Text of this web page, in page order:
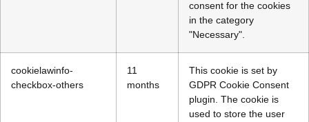
consent for the cookies
in the category
"Necessary".
cookielawinfo-
checkbox-others
11
months
This cookie is set by
GDPR Cookie Consent
plugin. The cookie is
used to store the user